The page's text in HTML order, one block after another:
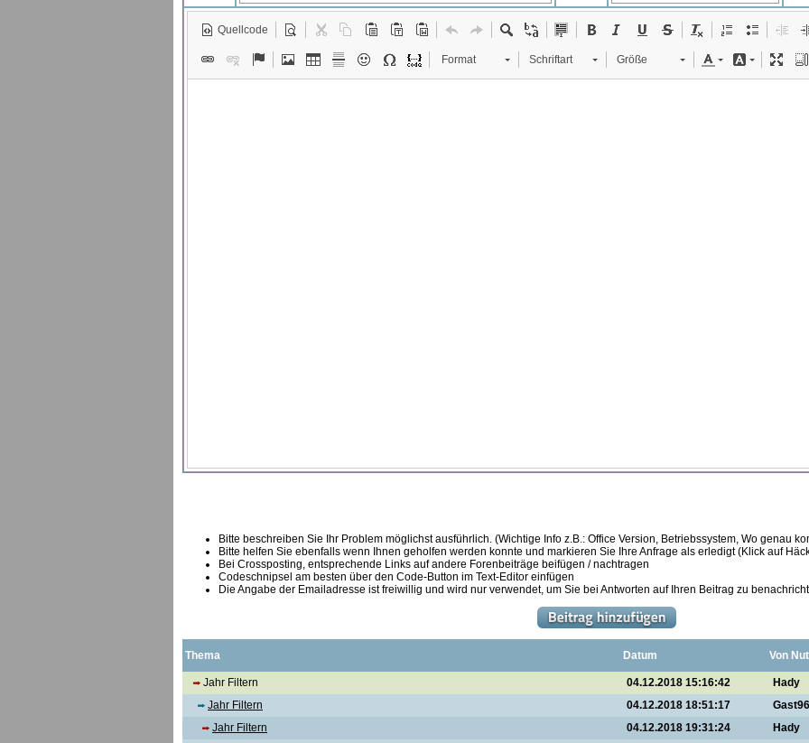
Quellcode
Format Schriftart Größe
Bitte beschreiben Sie Ihr Problem möglichst ausführlich. (Wichtige Info z.B.: Office Version, Betriebssystem, Wo genau
Bitte helfen Sie ebenfalls wenn Ihnen geholfen werden konnte und markieren Sie Ihre Anfrage als erledigt (Klick auf
Bei Crossposting, entsprechende Links auf andere Forenbeiträge beifügen / nachtragen
Codeschnipsel am besten über den Code-Button im Text-Editor einfügen
Die Angabe der Emailadresse ist freiwillig und wird nur verwendet, um Sie bei Antworten auf Ihren Beitrag zu
Thema Datum Von
Jahr Filtern 04.12.2018 15:16:42
Hady
Jahr Filtern
04.12.2018 18:51:17
Jahr Filtern
04.12.2018 19:31:24 Hady